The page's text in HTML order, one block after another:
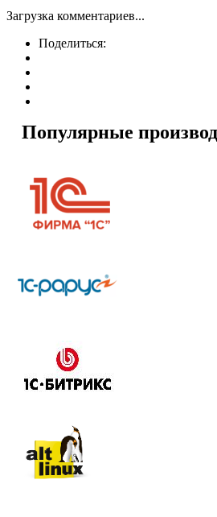
Загрузка комментариев...
Поделиться:
Популярные